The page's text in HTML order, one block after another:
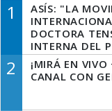
1
ASÍS: "LA
DOCTORA
INTERNA DEL
PROVINCIA
2
¡MIRÁ EN
CANAL CON